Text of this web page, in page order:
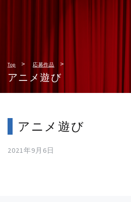
Top 応募作品
アニメ遊び
アニメ遊び
2021年9月6日